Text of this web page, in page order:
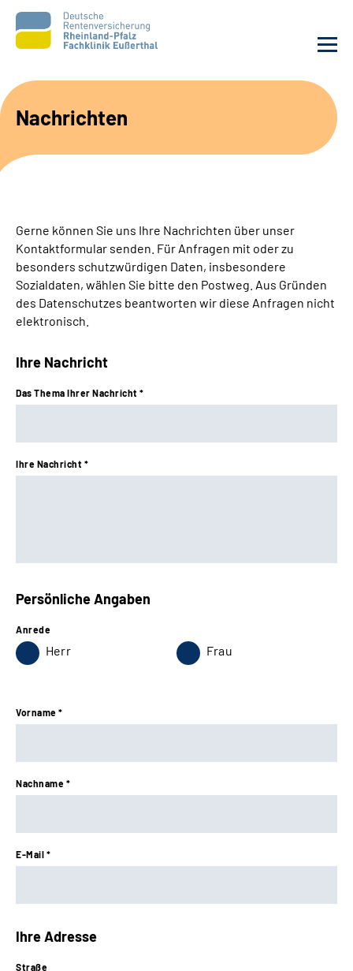
Karriere
Beratungsstellen &
Zuweisende
Nachrichten
Gerne können Sie uns Ihre Nachrichten über unser
Kontaktformular senden. Für Anfragen mit oder zu
besonders schutzwürdigen Daten, insbesondere
Sozialdaten, wählen Sie bitte den Postweg. Aus Gründen
des Datenschutzes beantworten wir diese Anfragen nicht
elektronisch.
Ihre Nachricht
Das Thema Ihrer Nachricht *
Ihre Nachricht *
Persönliche Angaben
Anrede
Herr Frau
Vorname *
Nachname *
E-Mail *
Ihre Adresse
Straße